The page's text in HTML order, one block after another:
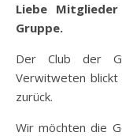
Liebe Mitglieder gemeinsam sind wir eine starke
Gruppe.
Der Club der
Verwitweten blickt
zurück.
Wir möchten die